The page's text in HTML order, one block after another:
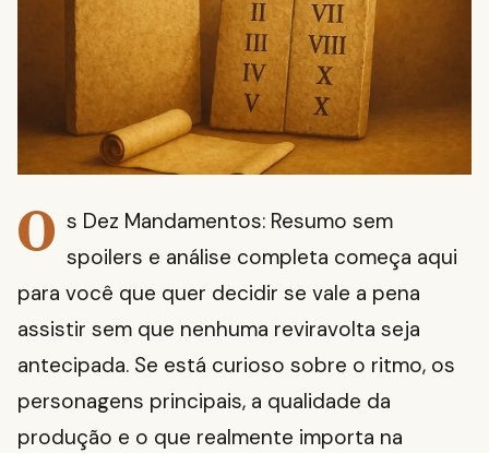
O s Dez Mandamentos: Resumo sem
spoilers e análise completa começa aqui
para você que quer decidir se vale a pena
assistir sem que nenhuma reviravolta seja
antecipada. Se está curioso sobre o ritmo, os
personagens principais, a qualidade da
produção e o que realmente importa na